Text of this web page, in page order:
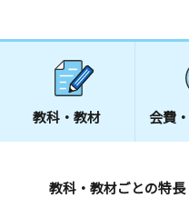
教科・教材 会費・
教科・教材ごとの特長